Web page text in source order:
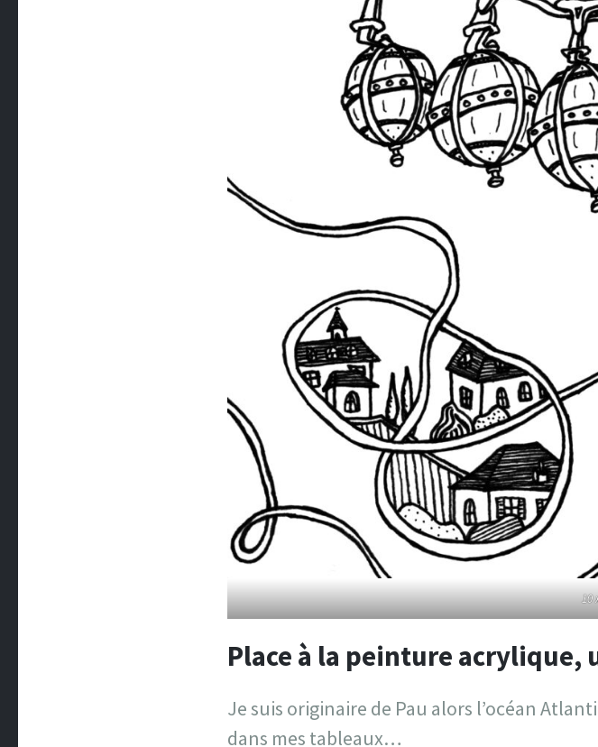
10
Place à la peinture acrylique,
Je suis originaire de Pau alors l’océan
dans mes tableaux…